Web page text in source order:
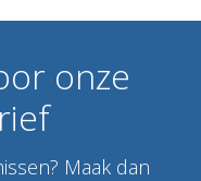
onze
Maak dan